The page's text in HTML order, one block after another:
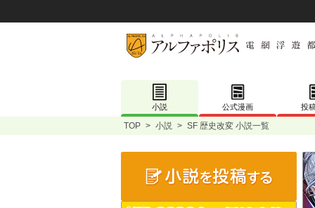
小説 公式漫画 投
TOP > 小説 > SF 歴史改変 小説一覧